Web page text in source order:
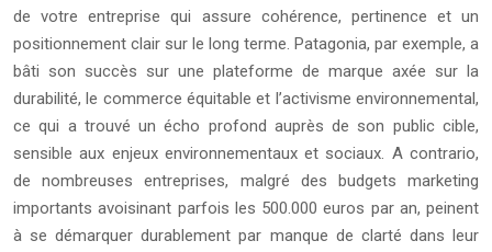
de votre entreprise qui assure cohérence, pertinence et un
positionnement clair sur le long terme. Patagonia, par exemple, a
bâti son succès sur une plateforme de marque axée sur la
durabilité, le commerce équitable et l’activisme environnemental,
ce qui a trouvé un écho profond auprès de son public cible,
sensible aux enjeux environnementaux et sociaux. A contrario,
de nombreuses entreprises, malgré des budgets marketing
importants avoisinant parfois les 500.000 euros par an, peinent
à se démarquer durablement par manque de clarté dans leur